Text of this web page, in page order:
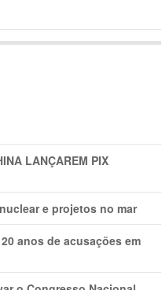
LANÇAREM PIX
e projetos no mar
anos de acusações em